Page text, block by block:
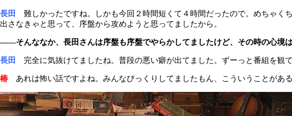
長田
難しかったですね。しかも今回２時間短くて４時間だったので。めちゃく
出さなきゃと思って、序盤から攻めようと思ってましたから。
――そんななか、長田さんは序盤も序盤でやらかしてましたけど、その時の心境
長田 完全に気抜けてましたね。普段の悪い癖が出てました。ずーっと番組を観
椿あれは怖い話ですよね。みんなびっくりしてましたもん、こういうことがあ